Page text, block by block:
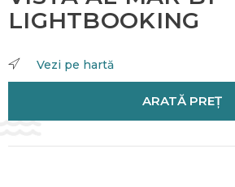
LIGHTBOOKING
Vezi pe hartă
ARATĂ PREȚ